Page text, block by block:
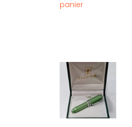
panier